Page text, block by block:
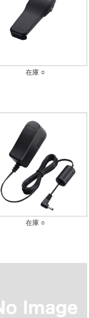
在庫 ○
在庫 ○